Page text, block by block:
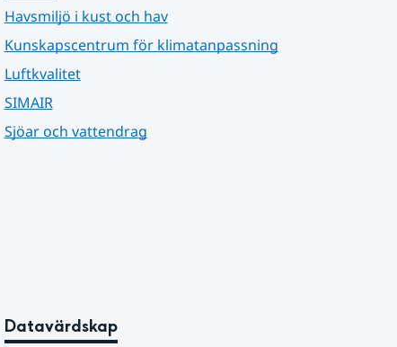
Havsmiljö i kust och hav
Kunskapscentrum för klimatanpassning
Luftkvalitet
SIMAIR
Sjöar och vattendrag
Datavärdskap